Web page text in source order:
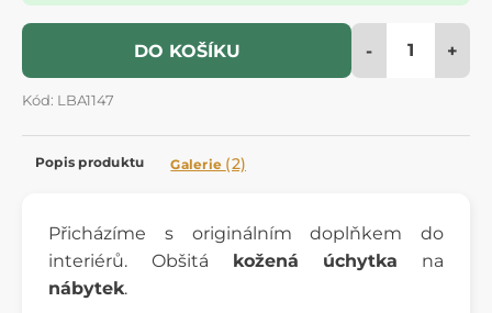
DO KOŠÍKU - +
Kód: LBA1147
Popis produktu Galerie (2)
Přicházíme s originálním doplňkem do
interiérů. Obšitá kožená úchytka na
nábytek.